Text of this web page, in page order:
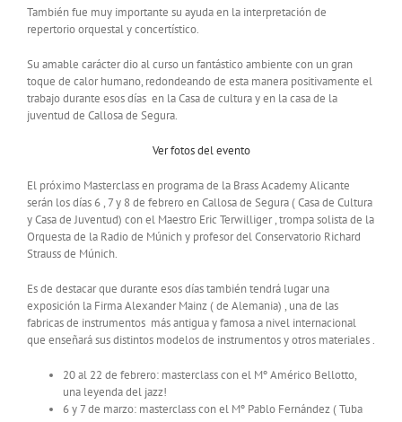
También fue muy importante su ayuda en la interpretación de
repertorio orquestal y concertístico.
Su amable carácter dio al curso un fantástico ambiente con un gran
toque de calor humano, redondeando de esta manera positivamente el
trabajo durante esos días en la Casa de cultura y en la casa de la
juventud de Callosa de Segura.
Ver fotos del evento
El próximo Masterclass en programa de la Brass Academy Alicante
serán los días 6 , 7 y 8 de febrero en Callosa de Segura ( Casa de Cultura
y Casa de Juventud) con el Maestro Eric Terwilliger , trompa solista de la
Orquesta de la Radio de Múnich y profesor del Conservatorio Richard
Strauss de Múnich.
Es de destacar que durante esos días también tendrá lugar una
exposición la Firma Alexander Mainz ( de Alemania) , una de las
fabricas de instrumentos más antigua y famosa a nivel internacional
que enseñará sus distintos modelos de instrumentos y otros materiales .
20 al 22 de febrero: masterclass con el Mº Américo Bellotto,
una leyenda del jazz!
6 y 7 de marzo: masterclass con el Mº Pablo Fernández ( Tuba